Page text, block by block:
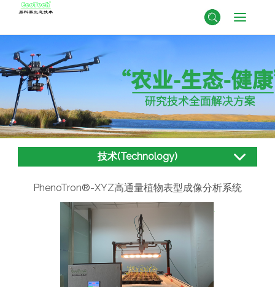
技术(Technology)
PhenoTron®-XYZ高通量植物表型成像分析系统